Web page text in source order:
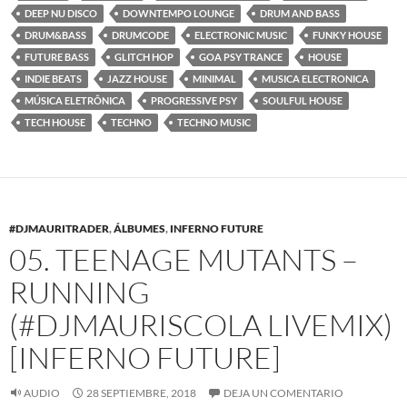
DEEP NU DISCO DOWNTEMPO LOUNGE
DRUM AND BASS
DRUM&BASS
DRUMCODE ELECTRONIC MUSIC
FUNKY HOUSE
FUTURE BASS
GLITCH HOP GOA PSY TRANCE
HOUSE
INDIE BEATS
JAZZ HOUSE MINIMAL
MUSICA ELECTRONICA
MÚSICA ELETRÔNICA
PROGRESSIVE PSY
SOULFUL HOUSE
TECH HOUSE
TECHNO TECHNO MUSIC
#DJMAURITRADER,ÁLBUMES, INFERNO FUTURE
05. TEENAGE MUTANTS –
RUNNING
(#DJMAURISCOLA LIVEMIX)
[INFERNO FUTURE]
AUDIO 28 SEPTIEMBRE, 2018 DEJA UN COMENTARIO